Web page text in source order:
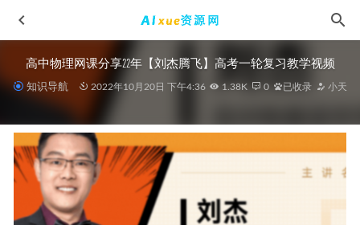
高中物理网课分享22年【刘杰腾飞】高考一轮复习教学视频
知识导航 2022年10月20日 下午4:36 1.38K 0 已收录 小天
陈志古典吉他教学教材+配套视频+名曲50首+古典常用练习
谱 2023-07-16